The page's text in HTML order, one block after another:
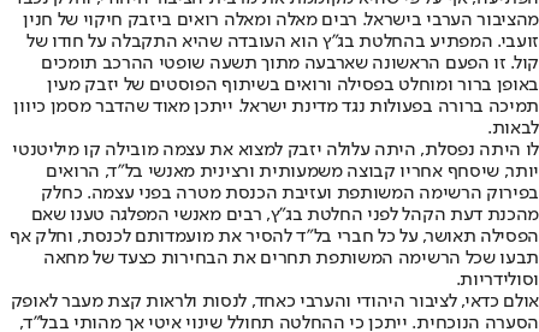
מהציבור הערבי בישראל. רבים מאלה ומאלה רואים ביזבק חיקוי של חנין
זועבי. המפתיע בהחלטת בג"ץ הוא העובדה שהיא התקבלה על חודו של
קול. זו הפעם הראשונה שארבעה מתוך תשעה שופטי ההרכב תומכים
באופן ברור ומוחלט בפסילה ורואים בשיתוף הפוסטים של יזבק מעין
תמיכה ברורה בפעולות נגד מדינת ישראל. ייתכן מאוד שהדבר מסמן כיוון
לבאות.
לו היתה נפסלת, היתה עלולה יזבק למצוא את עצמה מובילה קו מיליטנטי
יותר, שיסחף אחריו קבוצה משמעותית ורצינית מאנשי בל"ד, הרואים
בפירוק הרשימה המשותפת ועזיבת הכנסת מטרה בפני עצמה. כחלק
מהכנת דעת הקהל לפני החלטת בג"ץ, רבים מאנשי המפלגה טענו שאם
הפסילה תאושר, על כל חברי בל"ד להסיר את מועמדותם לכנסת, וחלק אף
תבעו שכל הרשימה המשותפת תחרים את הבחירות כצעד של מחאה
וסולידריות.
אולם כדאי, לציבור היהודי והערבי כאחד, לנסות ולראות קצת מעבר לאופק
הסערה הנוכחית. ייתכן כי ההחלטה תחולל שינוי איטי אך מהותי בבל"ד,